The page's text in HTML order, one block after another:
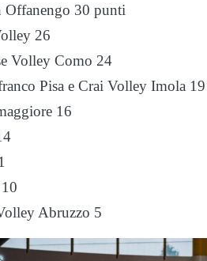
Offanengo 30 punti
26
Volley Como 24
Pisa e Crai Volley Imola 19
16
Abruzzo 5